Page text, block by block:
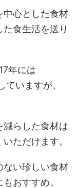
中心とした食材
食生活を送り
年には
いますが、
らした食材は
ただけます。
い珍しい食材
おすすめ。